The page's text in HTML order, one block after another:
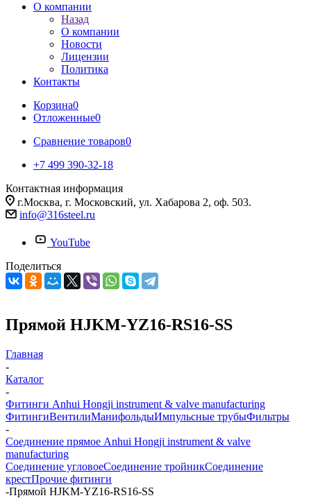
О компании
Назад
О компании
Новости
Лицензии
Политика
Контакты
Корзина0
Отложенные0
Сравнение товаров0
+7 499 390-32-18
Контактная информация
г.Москва, г. Московский, ул. Хабарова 2, оф. 503.
info@316steel.ru
YouTube
Поделиться
Прямой HJKM-YZ16-RS16-SS
Главная
-
Каталог
-
Фитинги Anhui Hongji instrument & valve manufacturing
ФитингиВентилиМанифольдыИмпульсные трубыФильтры
-
Соединение прямое Anhui Hongji instrument & valve
manufacturing
Соединение угловоеСоединение тройникСоединение
крестПрочие фитинги
-Прямой HJKM-YZ16-RS16-SS